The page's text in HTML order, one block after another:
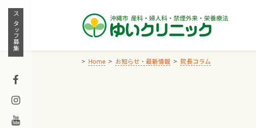
Skip
content
スタッフ募集
Facebook
Home お知らせ・最新情報 院長コラム